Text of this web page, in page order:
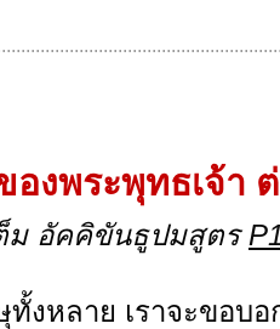
องพระพุทธเจ้า
ม อัคคิขันธูปมสูตร
งหลาย เราจะขอบอ